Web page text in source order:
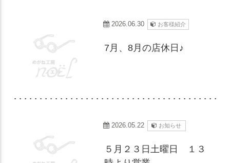
2026.06.30 お客様紹介
7月、8月の店休日♪
2026.05.22 お知らせ
５月２３日土曜日 １３